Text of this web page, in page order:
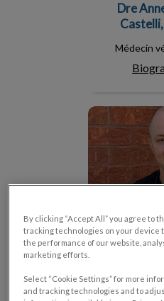
Dre
Médecin
Dr Jean-
Dr Jean-
By clicking “Accept All” you agree to
tracking technologies on your device
the performance of our website,
marketing efforts.
Select “Cookie Settings” for more
and tracking technologies and to